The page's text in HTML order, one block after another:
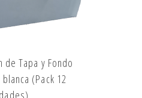
de Tapa y Fondo
(Pack 12